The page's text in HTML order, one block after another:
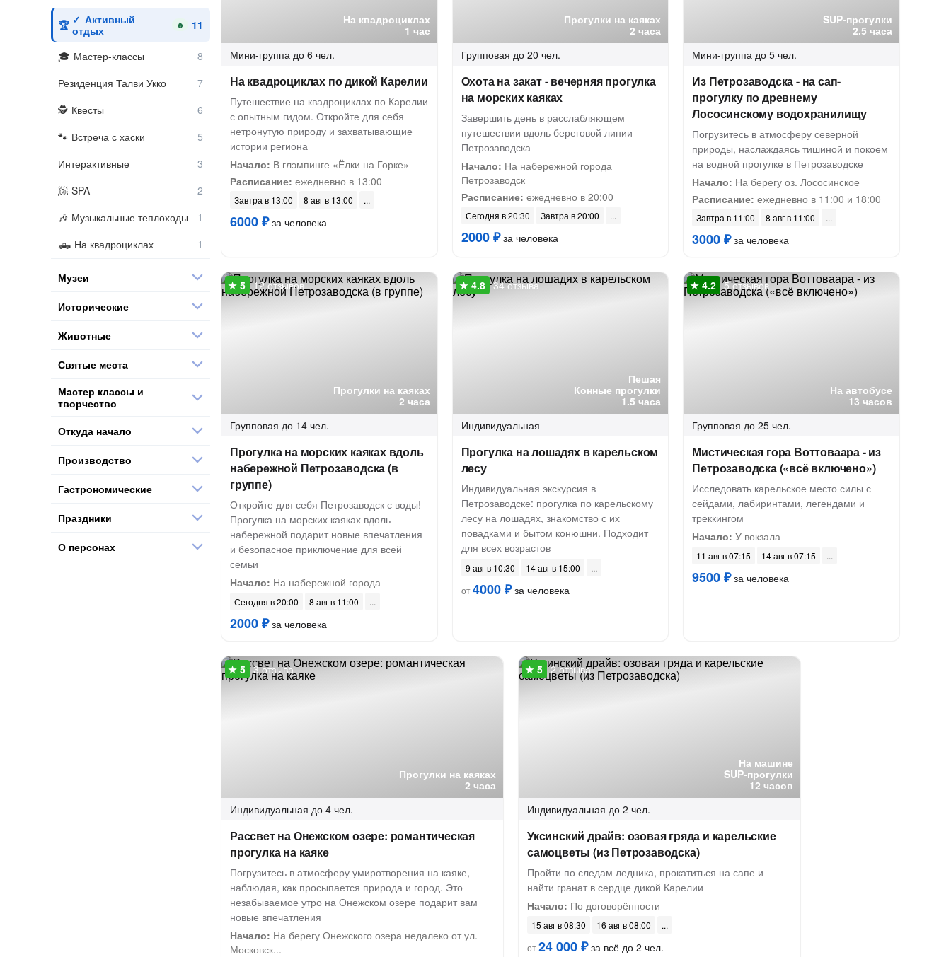
На квадроциклах
1 час
Мини-группа до 6 чел.
На квадроциклах по дикой Карелии
Путешествие на квадроциклах по Карелии
с опытным гидом. Откройте для себя
нетронутую природу и захватывающие
истории региона
Начало: В глэмпинге «Ёлки на Горке»
Расписание: ежедневно в 13:00
Завтра в 13:00 8 авг в 13:00
6000 ₽за человека
Прогулки на каяках
2 часа
Групповая до 20 чел.
Охота на закат - вечерняя прогулка
на морских каяках
Завершить день в расслабляющем
путешествии вдоль береговой линии
Петрозаводска
Начало: На набережной города
Петрозаводск
Расписание: ежедневно в 20:00
Сегодня в 20:30 Завтра в 20:00
2000 ₽за человека
SUP-прогулки
2.5 часа
Мини-группа до 5 чел.
Из Петрозаводска - на сап-
прогулку по древнему
Лососинскому водохранилищу
Погрузитесь в атмосферу северной
природы, наслаждаясь тишиной и покоем
на водной прогулке в Петрозаводске
Начало: На берегу оз. Лососинское
Расписание: ежедневно в 11:00 и 18:00
Завтра в 11:00 8 авг в 11:00
3000 ₽за человека
Прогулки на каяках
2 часа
12 отзывов
Групповая до 14 чел.
Прогулка на морских каяках вдоль
набережной Петрозаводска (в
группе)
Откройте для себя Петрозаводск с воды!
Прогулка на морских каяках вдоль
набережной подарит новые впечатления
и безопасное приключение для всей
семьи
Начало: На набережной города
Сегодня в 20:00 8 авг в 11:00
2000 ₽за человека
Пешая
Конные прогулки
1.5 часа
34 отзыва
Индивидуальная
Прогулка на лошадях в карельском
лесу
Индивидуальная экскурсия в
Петрозаводске: прогулка по карельскому
лесу на лошадях, знакомство с их
повадками и бытом конюшни. Подходит
для всех возрастов
9 авг в 10:30
14 авг в 15:00
от4000 ₽за человека
На автобусе
13 часов
5 отзывов
Групповая до 25 чел.
Мистическая гора Воттоваара - из
Петрозаводска («всё включено»)
Исследовать карельское место силы с
сейдами, лабиринтами, легендами и
треккингом
Начало: У вокзала
11 авг в 07:15 14 авг в 07:15
9500 ₽за человека
Прогулки на каяках
2 часа
3 отзыва
Индивидуальная до 4 чел.
Рассвет на Онежском озере: романтическая
прогулка на каяке
Погрузитесь в атмосферу умиротворения на каяке,
наблюдая, как просыпается природа и город. Это
незабываемое утро на Онежском озере подарит вам
новые впечатления
Начало: На берегу Онежского озера недалеко от ул.
Московск...
На машине
SUP-прогулки
12 часов
2 отзыва
Индивидуальная до 2 чел.
Уксинский драйв: озовая гряда и карельские
самоцветы (из Петрозаводска)
Пройти по следам ледника, прокатиться на сапе и
найти гранат в сердце дикой Карелии
Начало: По договорённости
15 авг в 08:30
16 авг в 08:00
от24 000 ₽за всё до 2 чел.
Активный
отдых
🔥
Мастер-классы
Резиденция Талви Укко
Квесты
Встреча с хаски
Интерактивные
SPA
Музыкальные теплоходы
На квадроциклах
Музеи
Исторические
Животные
Святые места
Мастер классы и
творчество
Откуда начало
Производство
Гастрономические
Праздники
О персонах